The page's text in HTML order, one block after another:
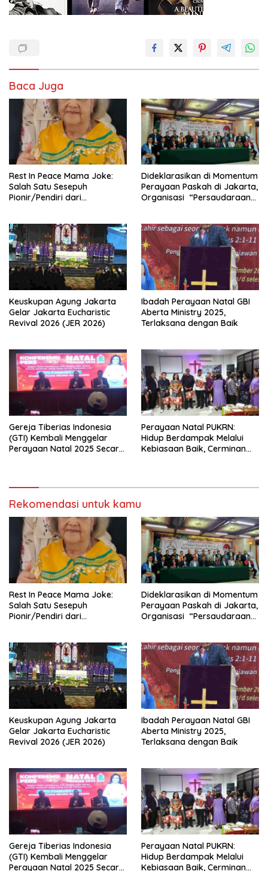
Baca Juga
Rest In Peace Mama Joke:
Salah Satu Sesepuh
Pionir/Pendiri dari
Indonesia Jemaat Pancaran
Kasih Allah.
Dideklarasikan di Momentum
Perayaan Paskah di Jakarta,
Organisasi “Persaudaraan
Menjadi Wadah
Kebersamaan Lintas
Denominasi untuk
Menghimpun Potensi Warga
Gereja Diaspora untuk
Menjawab Tantangan Sosial
Keuskupan Agung Jakarta
Gelar Jakarta Eucharistic
Revival 2026 (JER 2026)
Ibadah Perayaan Natal GBI
Aberta Ministry 2025,
Terlaksana dengan Baik
Gereja Tiberias Indonesia
(GTI) Kembali Menggelar
Perayaan Natal 2025 Secara
Perayaan Natal PUKRN:
Hidup Berdampak Melalui
Kebiasaan Baik, Cerminan
Rekomendasi untuk kamu
Rest In Peace Mama Joke:
Salah Satu Sesepuh
Pionir/Pendiri dari
Indonesia Jemaat Pancaran
Kasih Allah.
Dideklarasikan di Momentum
Perayaan Paskah di Jakarta,
Organisasi “Persaudaraan
Menjadi Wadah
Kebersamaan Lintas
Denominasi untuk
Menghimpun Potensi Warga
Gereja Diaspora untuk
Menjawab Tantangan Sosial
Keuskupan Agung Jakarta
Gelar Jakarta Eucharistic
Revival 2026 (JER 2026)
Ibadah Perayaan Natal GBI
Aberta Ministry 2025,
Terlaksana dengan Baik
Gereja Tiberias Indonesia
(GTI) Kembali Menggelar
Perayaan Natal 2025 Secara
Perayaan Natal PUKRN:
Hidup Berdampak Melalui
Kebiasaan Baik, Cerminan